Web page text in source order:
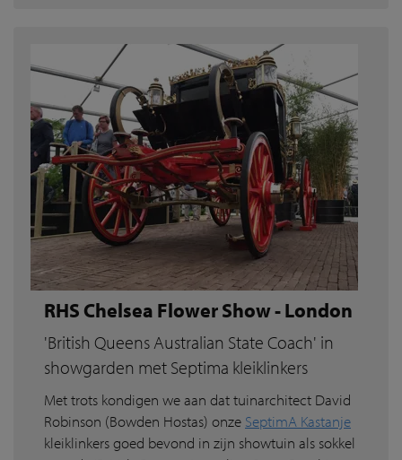
RHS Chelsea Flower Show - London
'British Queens Australian State Coach' in
showgarden met Septima kleiklinkers
Met trots kondigen we aan dat tuinarchitect David
Robinson (Bowden Hostas) onze SeptimA Kastanje
kleiklinkers goed bevond in zijn showtuin als sokkel